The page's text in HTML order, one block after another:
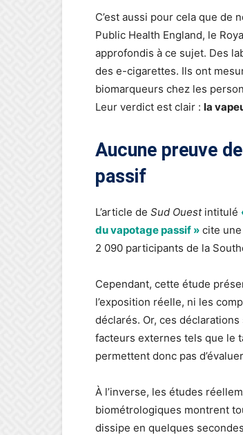
C’est aussi pour cela que de
Public Health England, le
approfondis à ce sujet. Des
des e-cigarettes. Ils ont
biomarqueurs chez les
Leur verdict est clair : la
Aucune preuve
passif
L’article de Sud Ouestintitulé
du vapotage passif » cite
2 090 participants de la
Cependant, cette étude
l’exposition réelle, ni les
déclarés. Or, ces
facteurs externes tels que le
permettent donc pas
À l’inverse, les études
biométrologiques montrent
dissipe en quelques